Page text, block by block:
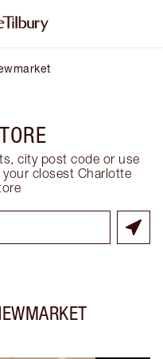
city post code or use
closest Charlotte